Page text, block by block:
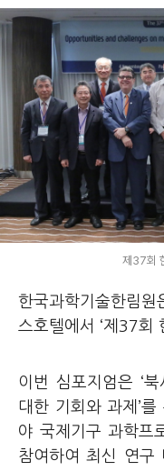
제37회
한국과학기술한림
스호텔에서 ‘제37회
이번 심포지엄은 ‘
대한 기회와 과제’
야 국제기구 과학프
참여하여 최신 연구